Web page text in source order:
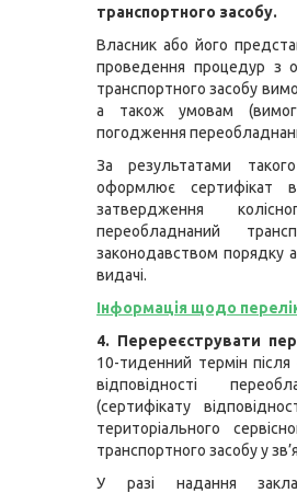
транспортного засобу.
Власник або його
проведення процедур з
транспортного засобу
а також умовам
погодження
За результатами
оформлює сертифікат
затвердження
переобладнаний
законодавством порядку
видачі.
Інформація щодо
4. Перереєструвати
10-тиденний термін
відповідності
(сертифікату
територіального
транспортного засобу у
У разі надання